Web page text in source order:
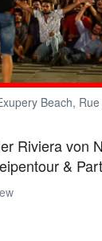
Beach,
Riviera von
&